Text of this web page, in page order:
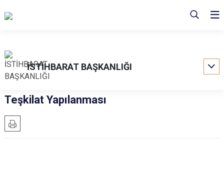
İSTİHBARAT BAŞKANLIĞI
Teşkilat Yapılanması